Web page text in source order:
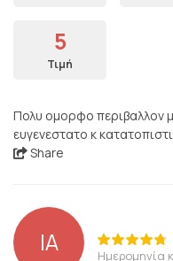
5
Τιμή
Πολυ ομορφο περιβαλλον
ευγενεστατο κ
Share
IA Ημερομηνία